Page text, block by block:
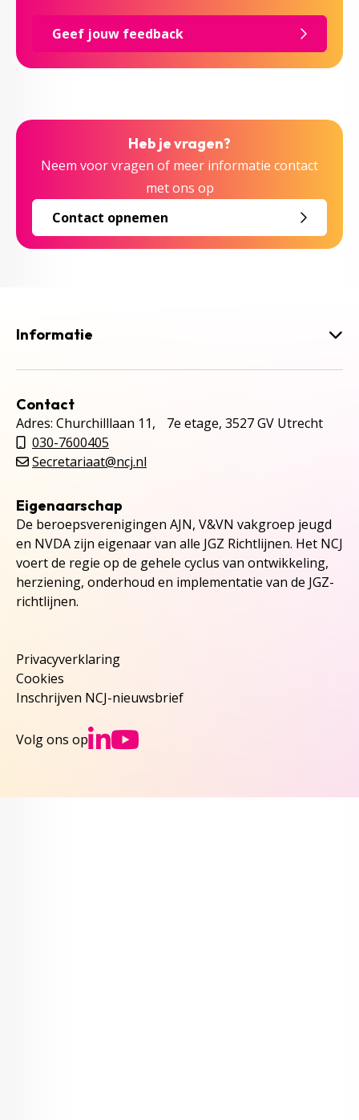
Geef jouw feedback
Heb je vragen?
Neem voor vragen of meer informatie contact
met ons op
Contact opnemen
Informatie
Contact
Adres: Churchilllaan 11, 7e etage, 3527 GV Utrecht
030-7600405
Secretariaat@ncj.nl
Eigenaarschap
De beroepsverenigingen AJN, V&VN vakgroep jeugd
en NVDA zijn eigenaar van alle JGZ Richtlijnen. Het NCJ
voert de regie op de gehele cyclus van ontwikkeling,
herziening, onderhoud en implementatie van de JGZ-
richtlijnen.
Privacyverklaring
Cookies
Inschrijven NCJ-nieuwsbrief
Volg ons op Ga naar NCJs